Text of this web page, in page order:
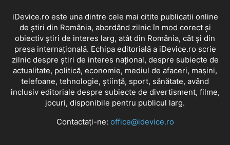
iDevice.ro este una dintre cele mai citite publicatii online
de știri din România, abordând zilnic în mod corect și
obiectiv știri de interes larg, atât din România, cât și din
presa internațională. Echipa editorială a iDevice.ro scrie
zilnic despre știri de interes național, despre subiecte de
actualitate, politică, economie, mediul de afaceri, mașini,
telefoane, tehnologie, știință, sport, sănătate, având
inclusiv editoriale despre subiecte de divertisment, filme,
jocuri, disponibile pentru publicul larg.
Contactați-ne: office@idevice.ro